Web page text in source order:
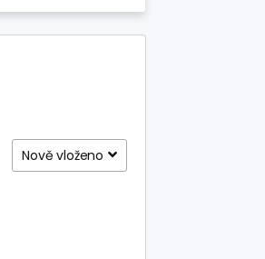
Nově vloženo